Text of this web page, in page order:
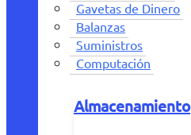
Gavetas de Dinero
Balanzas
Suministros
Computación
Almacenamiento